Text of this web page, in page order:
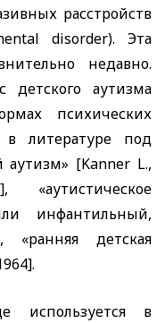
расстройств
disorder). Эта
недавно.
детского аутизма
психических
в литературе под
аутизм» [Kanner L.,
инфантильный,
«ранняя детская
используется в